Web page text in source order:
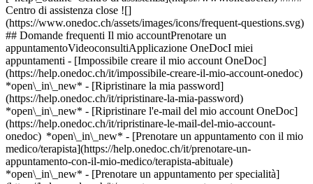
Centro di assistenza close ![]
(https://www.onedoc.ch/assets/images/icons/frequent-questions.svg)
## Domande frequenti Il mio accountPrenotare un
appuntamentoVideoconsultiApplicazione OneDocI miei
appuntamenti - [Impossibile creare il mio account OneDoc]
(https://help.onedoc.ch/it/impossibile-creare-il-mio-account-onedoc)
*open\_in\_new* - [Ripristinare la mia password]
(https://help.onedoc.ch/it/ripristinare-la-mia-password)
*open\_in\_new* - [Ripristinare l'e-mail del mio account OneDoc]
(https://help.onedoc.ch/it/ripristinare-le-mail-del-mio-account-
onedoc) *open\_in\_new* - [Prenotare un appuntamento con il mio
medico/terapista](https://help.onedoc.ch/it/prenotare-un-
appuntamento-con-il-mio-medico/terapista-abituale)
*open\_in\_new* - [Prenotare un appuntamento per specialità]